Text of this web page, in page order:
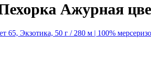
Ажурная